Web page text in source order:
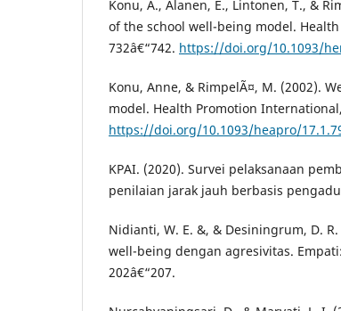
Konu, A., Alanen, E., Lintonen, T., &
of the school well-being model.
732â€“742. https://doi.org/10.1093/
Konu, Anne, & RimpelÃ¤, M. (2002).
model. Health Promotion
https://doi.org/10.1093/heapro/
KPAI. (2020). Survei pelaksanaan
penilaian jarak jauh berbasis
Nidianti, W. E. &, & Desiningrum, D.
well-being dengan agresivitas.
202â€“207.